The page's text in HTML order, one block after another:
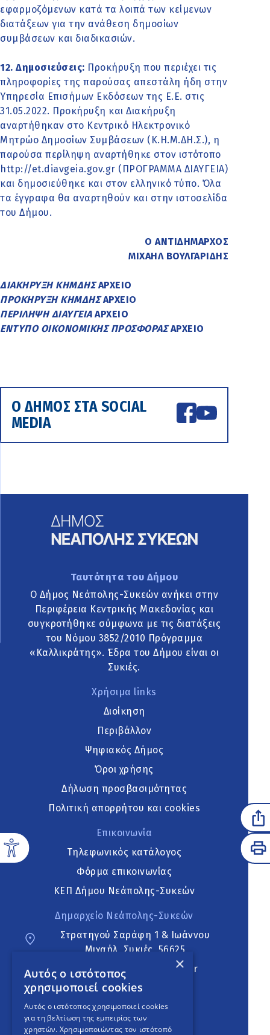
εφαρμοζόμενων κατά τα λοιπά των κείμενων
διατάξεων για την ανάθεση δημοσίων
συμβάσεων και διαδικασιών.
12. Δημοσιεύσεις: Προκήρυξη που περιέχει τις
πληροφορίες της παρούσας απεστάλη ήδη στην
Υπηρεσία Επισήμων Εκδόσεων της Ε.Ε. στις
31.05.2022. Προκήρυξη και Διακήρυξη
αναρτήθηκαν στο Κεντρικό Ηλεκτρονικό
Μητρώο Δημοσίων Συμβάσεων (Κ.Η.Μ.ΔΗ.Σ.), η
παρούσα περίληψη αναρτήθηκε στον ιστότοπο
http://et.diavgeia.gov.gr (ΠΡΟΓΡΑΜΜΑ ΔΙΑΥΓΕΙΑ)
και δημοσιεύθηκε και στον ελληνικό τύπο. Όλα
τα έγγραφα θα αναρτηθούν και στην ιστοσελίδα
του Δήμου.
Ο ΑΝΤΙΔΗΜΑΡΧΟΣ
ΜΙΧΑΗΛ ΒΟΥΛΓΑΡΙΔΗΣ
ΔΙΑΚΗΡΥΞΗ ΚΗΜΔΗΣΑΡΧΕΙΟ
ΠΡΟΚΗΡΥΞΗ ΚΗΜΔΗΣΑΡΧΕΙΟ
ΠΕΡΙΛΗΨΗ ΔΙΑΥΓΕΙΑ ΑΡΧΕΙΟ
ΕΝΤΥΠΟ ΟΙΚΟΝΟΜΙΚΗΣ ΠΡΟΣΦΟΡΑΣΑΡΧΕΙΟ
Ο ΔΗΜΟΣ ΣΤΑ SOCIAL
MEDIA
Ταυτότητα του Δήμου
Ο Δήμος Νεάπολης-Συκεών ανήκει στην
Περιφέρεια Κεντρικής Μακεδονίας και
συγκροτήθηκε σύμφωνα με τις διατάξεις
του Νόμου 3852/2010 Πρόγραμμα
«Καλλικράτης». Έδρα του Δήμου είναι οι
Συκιές.
Χρήσιμα links
Διοίκηση
Περιβάλλον
Ψηφιακός Δήμος
Όροι χρήσης
Δήλωση προσβασιμότητας
Πολιτική απορρήτου και cookies
Επικοινωνία
Τηλεφωνικός κατάλογος
Φόρμα επικοινωνίας
ΚΕΠ Δήμου Νεάπολης-Συκεών
Δημαρχείο Νεάπολης-Συκεών
Στρατηγού Σαράφη 1 & Ιωάννου
Μιχαήλ, Συκιές, 56625
neapoli.sykies@ddt.gov.gr
Ακολουθήστε
×
Αυτός ο ιστότοπος
χρησιμοποιεί cookies
Αυτός ο ιστότοπος χρησιμοποιεί cookies
για τη βελτίωση της εμπειρίας των
χρηστών. Χρησιμοποιώντας τον ιστότοπό